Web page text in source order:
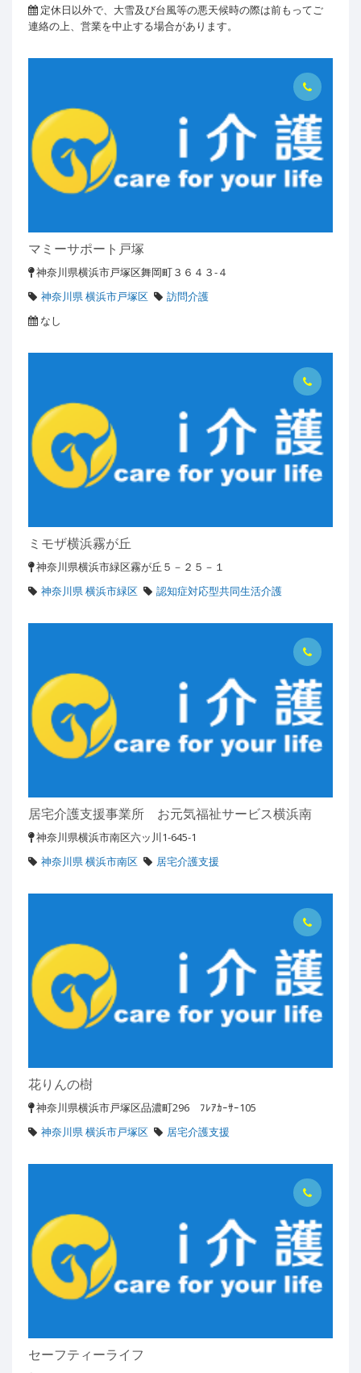
定休日以外で、大雪及び台風等の悪天候時の際は前もってご
連絡の上、営業を中止する場合があります。
マミーサポート戸塚
神奈川県横浜市戸塚区舞岡町３６４３-４
神奈川県 横浜市戸塚区
訪問介護
なし
ミモザ横浜霧が丘
神奈川県横浜市緑区霧が丘５－２５－１
神奈川県 横浜市緑区
認知症対応型共同生活介護
居宅介護支援事業所 お元気福祉サービス横浜南
神奈川県横浜市南区六ッ川1-645-1
神奈川県 横浜市南区
居宅介護支援
花りんの樹
神奈川県横浜市戸塚区品濃町296 ﾌﾚｱｶｰｻｰ105
神奈川県 横浜市戸塚区
居宅介護支援
セーフティーライフ